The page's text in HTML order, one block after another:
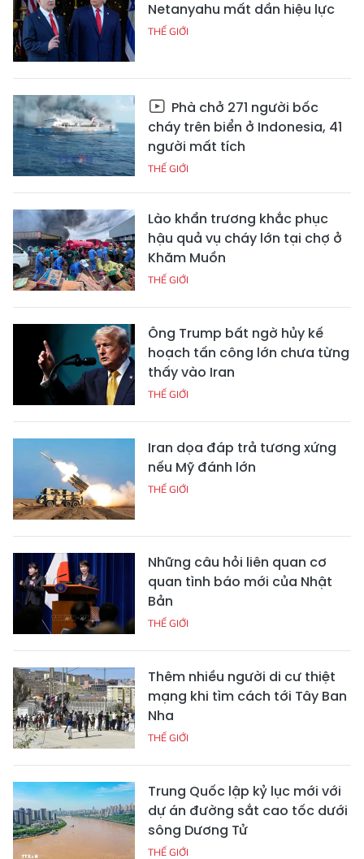
Netanyahu mất dần hiệu lực
THẾ GIỚI
Phà chở 271 người bốc
cháy trên biển ở Indonesia, 41
người mất tích
THẾ GIỚI
Lào khẩn trương khắc phục
hậu quả vụ cháy lớn tại chợ ở
Khăm Muồn
THẾ GIỚI
Ông Trump bất ngờ hủy kế
hoạch tấn công lớn chưa từng
thấy vào Iran
THẾ GIỚI
Iran dọa đáp trả tương xứng
nếu Mỹ đánh lớn
THẾ GIỚI
Những câu hỏi liên quan cơ
quan tình báo mới của Nhật
Bản
THẾ GIỚI
Thêm nhiều người di cư thiệt
mạng khi tìm cách tới Tây Ban
Nha
THẾ GIỚI
Trung Quốc lập kỷ lục mới với
dự án đường sắt cao tốc dưới
sông Dương Tử
THẾ GIỚI